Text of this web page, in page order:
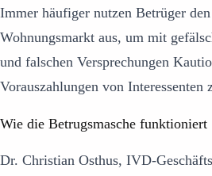
Immer häufiger nutzen Betrüger den
Wohnungsmarkt aus, um mit
und falschen Versprechungen
Vorauszahlungen von Interessenten
Wie die Betrugsmasche funktioniert
Dr. Christian Osthus, IVD-